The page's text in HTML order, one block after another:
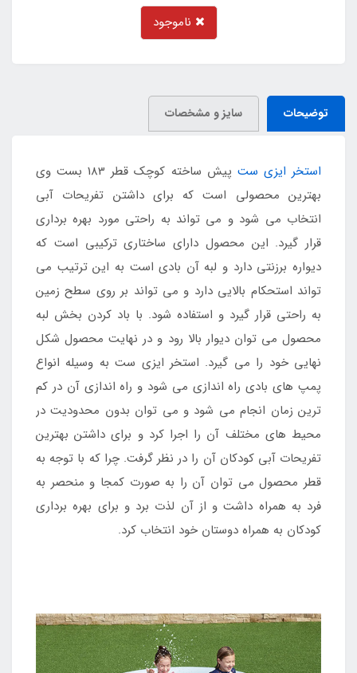
ناموجود
توضیحات سایز و مشخصات
استخر ایزی ست
پیش ساخته کوچک قطر 183 بست وی
بهترین محصولی است که برای داشتن تفریحات آبی
انتخاب می شود و می تواند به راحتی مورد بهره برداری
قرار گیرد. این محصول دارای ساختاری ترکیبی است که
دیواره برزنتی دارد و لبه آن بادی است به این ترتیب می
تواند استحکام بالایی دارد و می تواند بر روی سطح زمین
به راحتی قرار گیرد و استفاده شود. با باد کردن بخش لبه
محصول می توان دیوار بالا رود و در نهایت محصول شکل
نهایی خود را می گیرد. استخر ایزی ست به وسیله انواع
پمپ های بادی راه اندازی می شود و راه اندازی آن در کم
ترین زمان انجام می شود و می توان بدون محدودیت در
محیط های مختلف آن را اجرا کرد و برای داشتن بهترین
تفریحات آبی کودکان آن را در نظر گرفت. چرا که با توجه به
قطر محصول می توان آن را به صورت کمجا و منحصر به
فرد به همراه داشت و از آن لذت برد و برای بهره برداری
کودکان به همراه دوستان خود انتخاب کرد.